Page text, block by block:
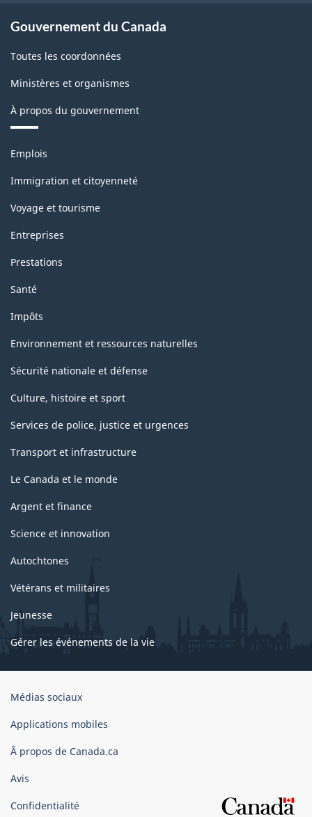
2002
ARCHIVÉ
-
PDF,
Gouvernement du Canada
Toutes les coordonnées
Ministères et organismes
À propos du gouvernement
Thèmes
sujets
Emplois
Immigration et citoyenneté
Voyage et tourisme
Entreprises
Prestations
Santé
Impôts
Environnement et ressources naturelles
Sécurité nationale et défense
Culture, histoire et sport
Services de police, justice et urgences
Transport et infrastructure
Le Canada et le monde
Argent et finance
Science et innovation
Autochtones
Vétérans et militaires
Jeunesse
Gérer les événements de la vie
Organisation
gouvernement
Canada
Médias sociaux
Applications mobiles
Ã propos de Canada.ca
Avis
Confidentialité